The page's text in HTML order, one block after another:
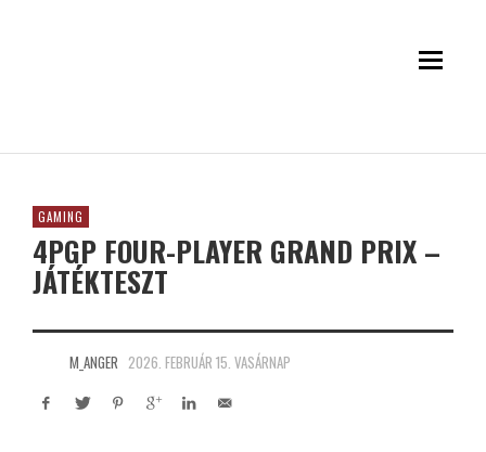
GAMING
4PGP FOUR-PLAYER GRAND PRIX –
JÁTÉKTESZT
M_ANGER 2026. FEBRUÁR 15. VASÁRNAP